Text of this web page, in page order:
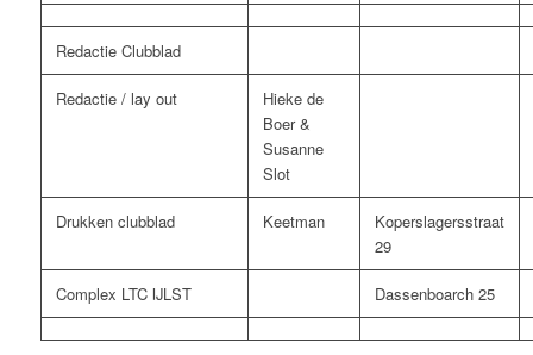
Redactie Clubblad
Redactie / lay out
Hieke de
Boer &
Susanne
Slot
Drukken clubblad Keetman
Koperslagersstraat
29
Complex LTC IJLST Dassenboarch 25